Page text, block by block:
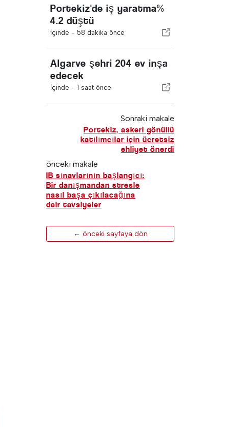
Portekiz'de iş yaratma%
4.2 düştü
İçinde - 58 dakika önce
Algarve şehri 204 ev inşa
edecek
İçinde - 1 saat önce
Sonraki makale
Portekiz, askeri gönüllü
katılımcılar için ücretsiz
ehliyet önerdi
önceki makale
IB sınavlarının başlangıcı:
Bir danışmandan stresle
nasıl başa çıkılacağına
dair tavsiyeler
← önceki sayfaya dön